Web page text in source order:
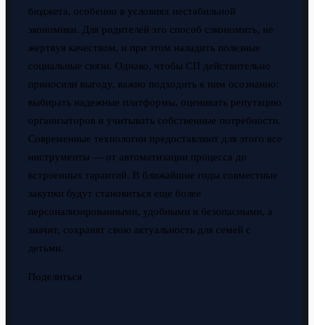
бюджета, особенно в условиях нестабильной
экономики. Для родителей это способ сэкономить, не
жертвуя качеством, и при этом наладить полезные
социальные связи. Однако, чтобы СП действительно
приносили выгоду, важно подходить к ним осознанно:
выбирать надежные платформы, оценивать репутацию
организаторов и учитывать собственные потребности.
Современные технологии предоставляют для этого все
инструменты — от автоматизации процесса до
встроенных гарантий. В ближайшие годы совместные
закупки будут становиться еще более
персонализированными, удобными и безопасными, а
значит, сохранят свою актуальность для семей с
детьми.
Поделиться